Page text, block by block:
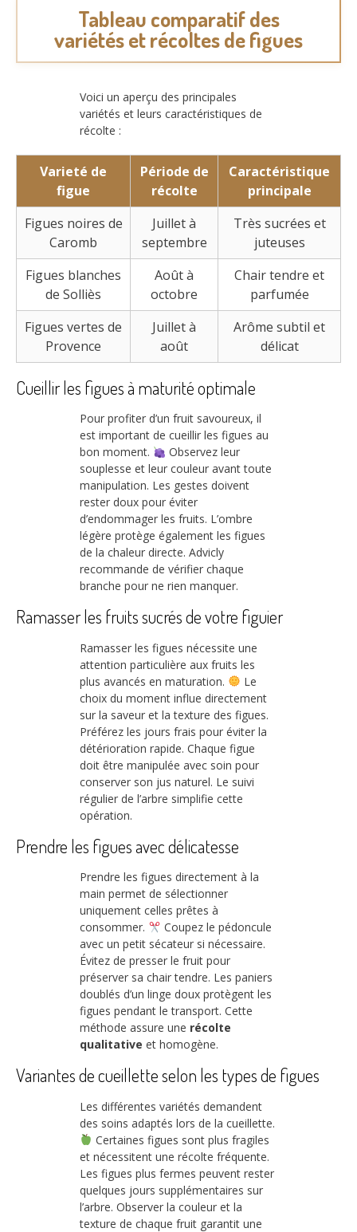
Tableau comparatif des
variétés et récoltes de figues
Voici un aperçu des principales
variétés et leurs caractéristiques de
récolte :
Varieté de
figue
Période de
récolte
Caractéristique
principale
Figues noires de
Caromb
Juillet à
septembre
Très sucrées et
juteuses
Figues blanches
de Solliès
Août à
octobre
Chair tendre et
parfumée
Figues vertes de
Provence
Juillet à
août
Arôme subtil et
délicat
Cueillir les figues à maturité optimale
Pour profiter d’un fruit savoureux, il
est important de cueillir les figues au
bon moment.
Observez leur
souplesse et leur couleur avant toute
manipulation. Les gestes doivent
rester doux pour éviter
d’endommager les fruits. L’ombre
légère protège également les figues
de la chaleur directe. Advicly
recommande de vérifier chaque
branche pour ne rien manquer.
Ramasser les fruits sucrés de votre figuier
Ramasser les figues nécessite une
attention particulière aux fruits les
plus avancés en maturation.
Le
choix du moment influe directement
sur la saveur et la texture des figues.
Préférez les jours frais pour éviter la
détérioration rapide. Chaque figue
doit être manipulée avec soin pour
conserver son jus naturel. Le suivi
régulier de l’arbre simplifie cette
opération.
Prendre les figues avec délicatesse
Prendre les figues directement à la
main permet de sélectionner
uniquement celles prêtes à
consommer.
Coupez le pédoncule
avec un petit sécateur si nécessaire.
Évitez de presser le fruit pour
préserver sa chair tendre. Les paniers
doublés d’un linge doux protègent les
figues pendant le transport. Cette
méthode assure une récolte
qualitative et homogène.
Variantes de cueillette selon les types de figues
Les différentes variétés demandent
des soins adaptés lors de la cueillette.
Certaines figues sont plus fragiles
et nécessitent une récolte fréquente.
Les figues plus fermes peuvent rester
quelques jours supplémentaires sur
l’arbre. Observer la couleur et la
texture de chaque fruit garantit une